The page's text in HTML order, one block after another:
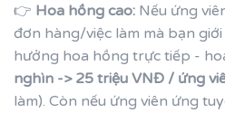
👉 Hoa hồng cao: Nếu ứng
đơn hàng/việc làm mà bạn
hưởng hoa hồng trực tiếp -
nghìn -> 25 triệu VNĐ / ứng
làm). Còn nếu ứng viên ứng